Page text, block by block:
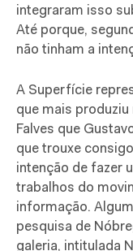
integraram isso
Até porque,
não tinham a
A Superfície
que mais produziu
Falves que
que trouxe
intenção de fazer
trabalhos do
informação.
pesquisa de
galeria, intitulada